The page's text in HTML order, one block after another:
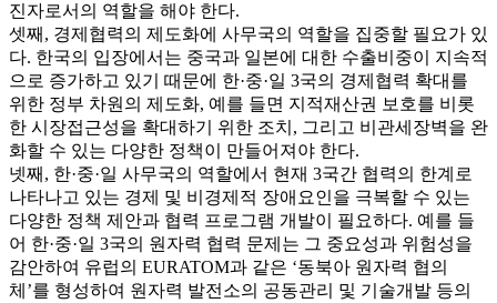
진자로서의 역할을 해야 한다.
셋째, 경제협력의 제도화에 사무국의 역할을 집중할 필요가 있
다. 한국의 입장에서는 중국과 일본에 대한 수출비중이 지속적
으로 증가하고 있기 때문에 한·중·일 3국의 경제협력 확대를
위한 정부 차원의 제도화, 예를 들면 지적재산권 보호를 비롯
한 시장접근성을 확대하기 위한 조치, 그리고 비관세장벽을 완
화할 수 있는 다양한 정책이 만들어져야 한다.
넷째, 한·중·일 사무국의 역할에서 현재 3국간 협력의 한계로
나타나고 있는 경제 및 비경제적 장애요인을 극복할 수 있는
다양한 정책 제안과 협력 프로그램 개발이 필요하다. 예를 들
어 한·중·일 3국의 원자력 협력 문제는 그 중요성과 위험성을
감안하여 유럽의 EURATOM과 같은 ‘동북아 원자력 협의
체’를 형성하여 원자력 발전소의 공동관리 및 기술개발 등의